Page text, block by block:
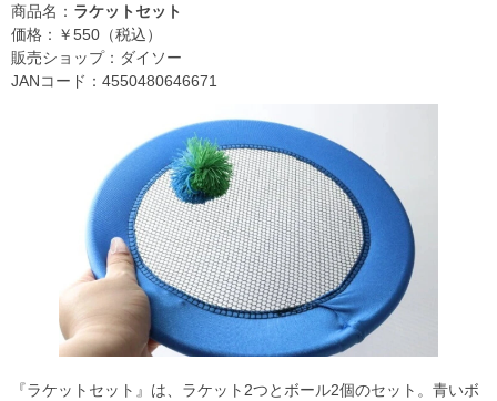
商品名： ラケットセット
価格：￥550（税込）
販売ショップ：ダイソー
JANコード：4550480646671
『ラケットセット』は、ラケット2つとボール2個のセット。青いボ